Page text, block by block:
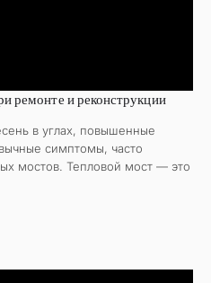
ремонте и реконструкции
в углах, повышенные
симптомы, часто
мостов. Тепловой мост — это